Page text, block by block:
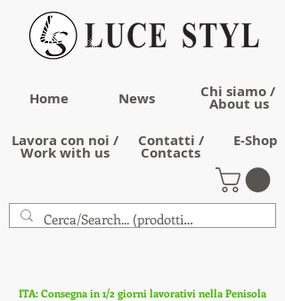
Home News Chi siamo /
About us
Lavora con noi /
Work with us
Contatti /
Contacts
E-Shop
ITA: Consegna in 1/2 giorni lavorativi nella Penisola